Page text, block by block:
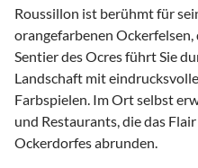
Roussillon ist berühmt für
orangefarbenen
Sentier des Ocres führt Sie
Landschaft mit
Farbspielen. Im Ort selbst
und Restaurants, die das
Ockerdorfes abrunden.